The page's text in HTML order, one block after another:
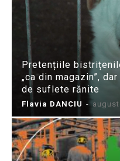
Pretențiile
„ca din magazin”,
de suflete rănite
Flavia DANCIU -